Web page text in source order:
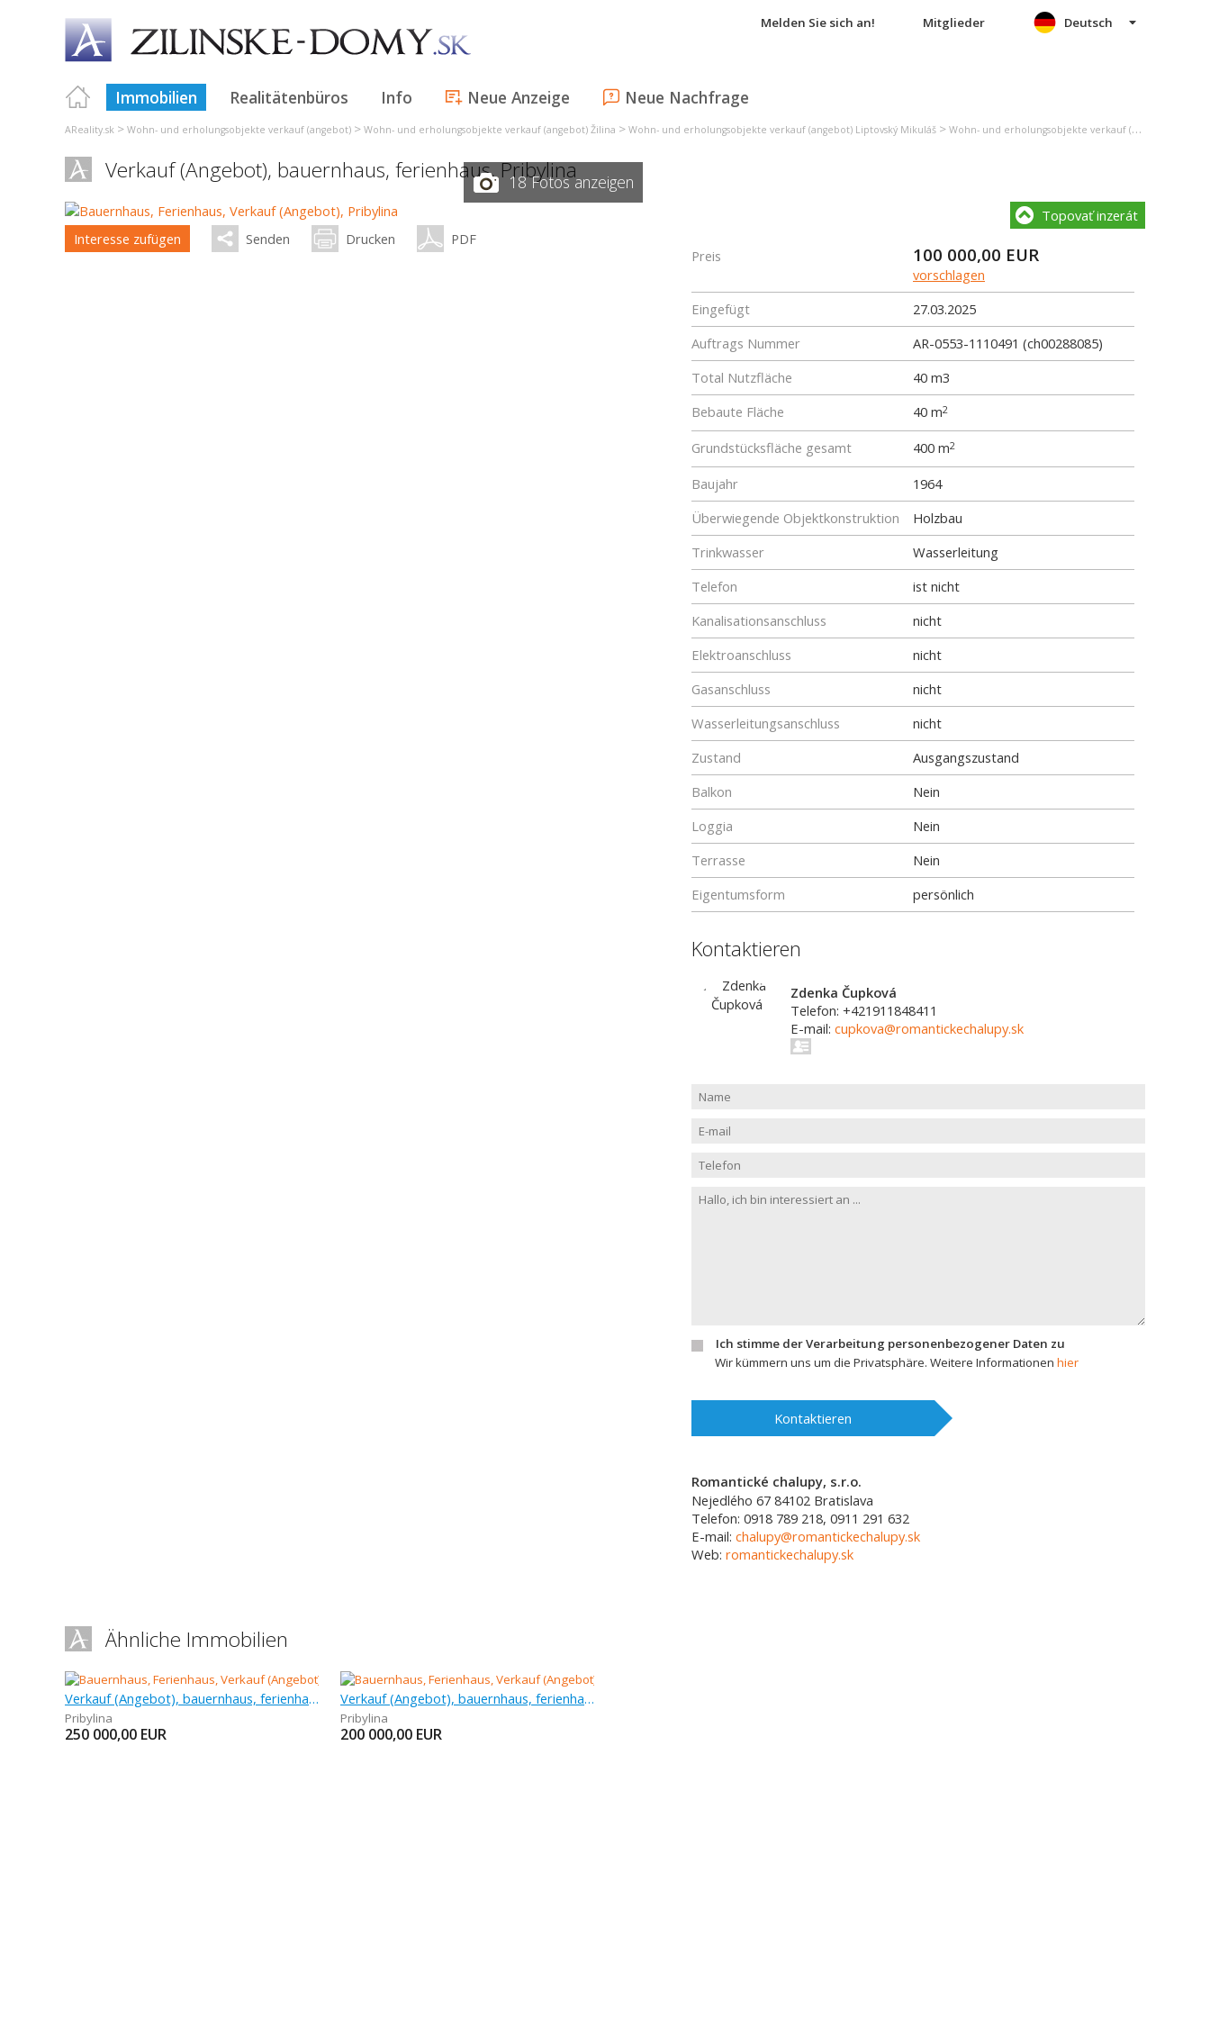
Melden Sie sich an! Mitglieder
Immobilien Realitätenbüros Info Neue Anzeige Neue Nachfrage
Deutsch
AReality.sk > Wohn- und erholungsobjekte verkauf (angebot) > Wohn- und erholungsobjekte verkauf (angebot) Žilina > Wohn- und erholungsobjekte verkauf (angebot) Liptovský Mikuláš > Wohn- und erholungsobjekte verkauf (angebot) Pribylina
Verkauf (Angebot), bauernhaus, ferienhaus,Pribylina
18 Fotos anzeigen
Interesse zufügen Senden Drucken PDF
Topovať inzerát
Preis 100 000,00 EUR
vorschlagen
Eingefügt
27.03.2025
Auftrags Nummer
AR-0553-1110491 (ch00288085)
Total Nutzfläche
40 m3
Bebaute Fläche
40 m2
Grundstücksfläche gesamt 400 m2
Baujahr
1964
Überwiegende Objektkonstruktion
Holzbau
Trinkwasser
Wasserleitung
Telefon
ist nicht
Kanalisationsanschluss
nicht
Elektroanschluss
nicht
Gasanschluss
nicht
Wasserleitungsanschluss
nicht
Zustand
Ausgangszustand
Balkon
Nein
Loggia
Nein
Terrasse
Nein
Eigentumsform
persönlich
Kontaktieren
Zdenka Čupková
Telefon: +421911848411
E-mail: cupkova@romantickechalupy.sk
Ich stimme der Verarbeitung personenbezogener Daten zu
Wir kümmern uns um die Privatsphäre. Weitere Informationen hier
Kontaktieren
Romantické chalupy, s.r.o.
Nejedlého 67 84102 Bratislava
Telefon: 0918 789 218, 0911 291 632
E-mail: chalupy@romantickechalupy.sk
Web: romantickechalupy.sk
Ähnliche Immobilien
Verkauf (Angebot), bauernhaus, ferienhaus, 160 m
Pribylina
250 000,00 EUR
Verkauf (Angebot), bauernhaus, ferienhaus
Pribylina
200 000,00 EUR